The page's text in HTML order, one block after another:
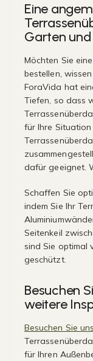
Eine
Garten und
Möchten Sie
bestellen,
ForaVida hat
Tiefen, so dass
für Ihre Situation
dafür geeignet.
Schaffen Sie
indem Sie Ihr
Seitenkeil
sind Sie optimal
geschützt.
Besuchen
weitere
Besuchen Sie
für Ihren